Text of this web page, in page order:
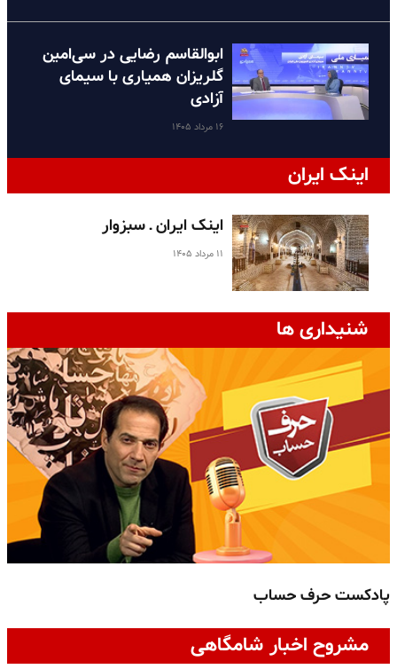
ابوالقاسم رضایی در سی‌امین
گلریزان همیاری با سیمای
آزادی
۱۶ مرداد ۱۴۰۵
اینک ایران
اینک ایران ـ سبزوار
۱۱ مرداد ۱۴۰۵
شنیداری ها
پادکست حرف حساب
مشروح اخبار شامگاهی